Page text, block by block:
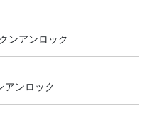
ンアンロック
アンロック